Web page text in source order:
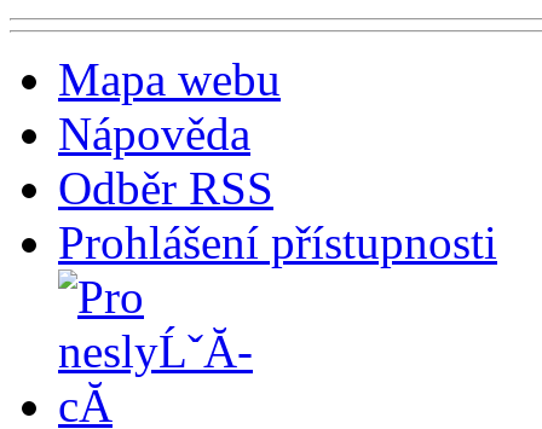
Mapa webu
Nápověda
Odběr RSS
Prohlášení přístupnosti